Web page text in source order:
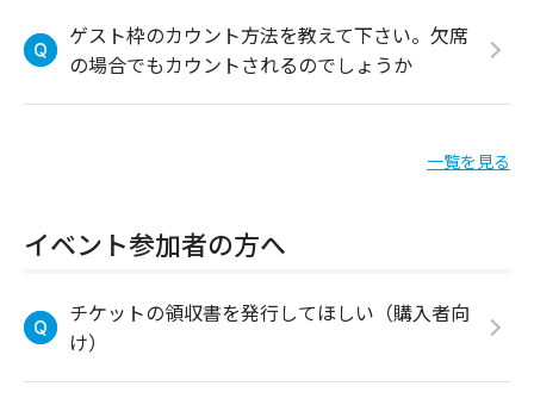
ゲスト枠のカウント方法を教えて下さい。欠席
の場合でもカウントされるのでしょうか
一覧を見る
イベント参加者の方へ
チケットの領収書を発行してほしい（購入者向
け）